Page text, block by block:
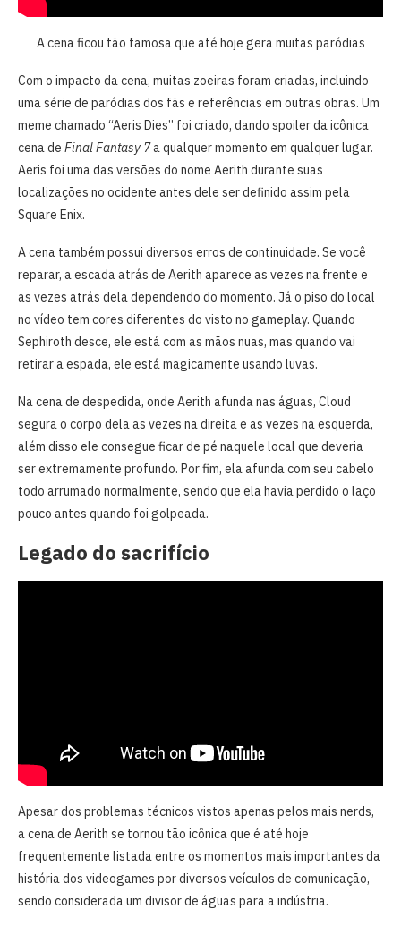
A cena ficou tão famosa que até hoje gera muitas paródias
Com o impacto da cena, muitas zoeiras foram criadas, incluindo
uma série de paródias dos fãs e referências em outras obras. Um
meme chamado “Aeris Dies” foi criado, dando spoiler da icônica
cena de Final Fantasy 7a qualquer momento em qualquer lugar.
Aeris foi uma das versões do nome Aerith durante suas
localizações no ocidente antes dele ser definido assim pela
Square Enix.
A cena também possui diversos erros de continuidade. Se você
reparar, a escada atrás de Aerith aparece as vezes na frente e
as vezes atrás dela dependendo do momento. Já o piso do local
no vídeo tem cores diferentes do visto no gameplay. Quando
Sephiroth desce, ele está com as mãos nuas, mas quando vai
retirar a espada, ele está magicamente usando luvas.
Na cena de despedida, onde Aerith afunda nas águas, Cloud
segura o corpo dela as vezes na direita e as vezes na esquerda,
além disso ele consegue ficar de pé naquele local que deveria
ser extremamente profundo. Por fim, ela afunda com seu cabelo
todo arrumado normalmente, sendo que ela havia perdido o laço
pouco antes quando foi golpeada.
Legado do sacrifício
Apesar dos problemas técnicos vistos apenas pelos mais nerds,
a cena de Aerith se tornou tão icônica que é até hoje
frequentemente listada entre os momentos mais importantes da
história dos videogames por diversos veículos de comunicação,
sendo considerada um divisor de águas para a indústria.